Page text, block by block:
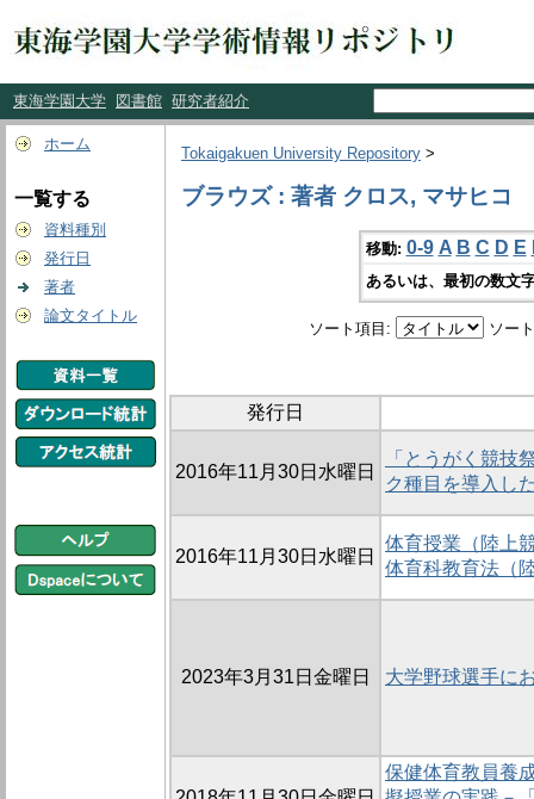
東海学園大学 図書館 研究者紹介
ホーム
一覧する
資料種別
発行日
著者
論文タイトル
Tokaigakuen University Repository >
ブラウズ : 著者 クロス, マサヒコ
移動: 0-9 A B C D E
あるいは、最初の数文
ソート項目: ソー
発行日
2016年11月30日水曜日
「とうがく競
ク種目を導入し
2016年11月30日水曜日
体育授業（陸上
体育科教育法（
2023年3月31日金曜日 大学野球選手に
保健体育教員養